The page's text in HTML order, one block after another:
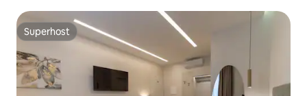
Superhost
Superhost